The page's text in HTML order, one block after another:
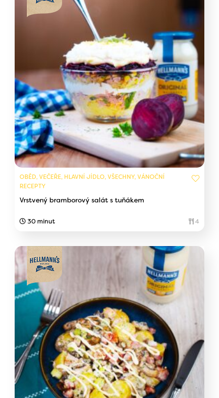
OBĚD, VEČEŘE, HLAVNÍ JÍDLO, VŠECHNY, VÁNOČNÍ
RECEPTY
Vrstvený bramborový salát s tuňákem
30 minut 4